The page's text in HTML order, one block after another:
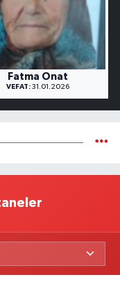
Fatma Onat
VEFAT: 31.01.2026